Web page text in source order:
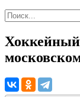
Хоккейный